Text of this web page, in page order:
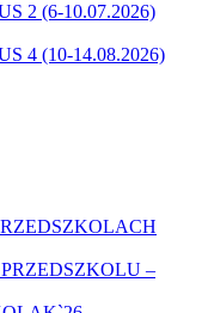
2 (6-10.07.2026)
4 (10-14.08.2026)
–